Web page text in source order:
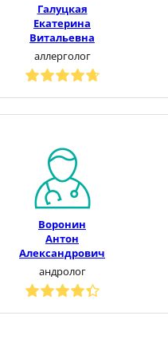
Галуцкая
Екатерина
Витальевна
аллерголог
Воронин
Антон
Александрович
андролог